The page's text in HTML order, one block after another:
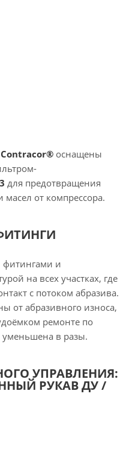
Contracor® оснащены
для предотвращения
масел от компрессора.
и
на всех участках, где
с потоком абразива.
от абразивного износа,
ремонте по
в разы.
УПРАВЛЕНИЯ:
РУКАВ ДУ /